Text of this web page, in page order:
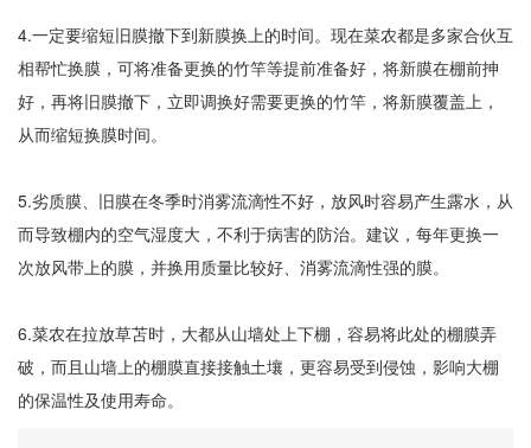
4.一定要缩短旧膜撤下到新膜换上的时间。现在菜农都是多家合伙互
相帮忙换膜，可将准备更换的竹竿等提前准备好，将新膜在棚前抻
好，再将旧膜撤下，立即调换好需要更换的竹竿，将新膜覆盖上，
从而缩短换膜时间。
5.劣质膜、旧膜在冬季时消雾流滴性不好，放风时容易产生露水，从
而导致棚内的空气湿度大，不利于病害的防治。建议，每年更换一
次放风带上的膜，并换用质量比较好、消雾流滴性强的膜。
6.菜农在拉放草苫时，大都从山墙处上下棚，容易将此处的棚膜弄
破，而且山墙上的棚膜直接接触土壤，更容易受到侵蚀，影响大棚
的保温性及使用寿命。